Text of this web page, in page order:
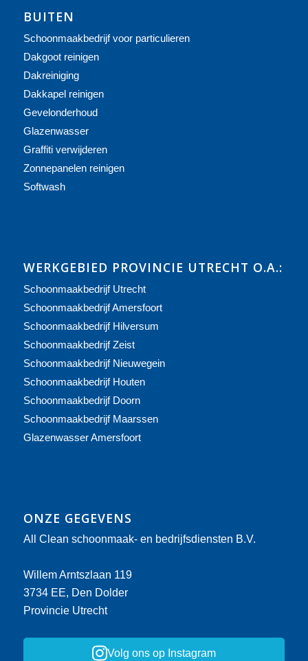
BUITEN
Schoonmaakbedrijf voor particulieren
Dakgoot reinigen
Dakreiniging
Dakkapel reinigen
Gevelonderhoud
Glazenwasser
Graffiti verwijderen
Zonnepanelen reinigen
Softwash
WERKGEBIED PROVINCIE UTRECHT O.A.:
Schoonmaakbedrijf Utrecht
Schoonmaakbedrijf Amersfoort
Schoonmaakbedrijf Hilversum
Schoonmaakbedrijf Zeist
Schoonmaakbedrijf Nieuwegein
Schoonmaakbedrijf Houten
Schoonmaakbedrijf Doorn
Schoonmaakbedrijf Maarssen
Glazenwasser Amersfoort
ONZE GEGEVENS
All Clean schoonmaak- en bedrijfsdiensten B.V.
Willem Arntszlaan 119
3734 EE, Den Dolder
Provincie Utrecht
Volg ons op Instagram